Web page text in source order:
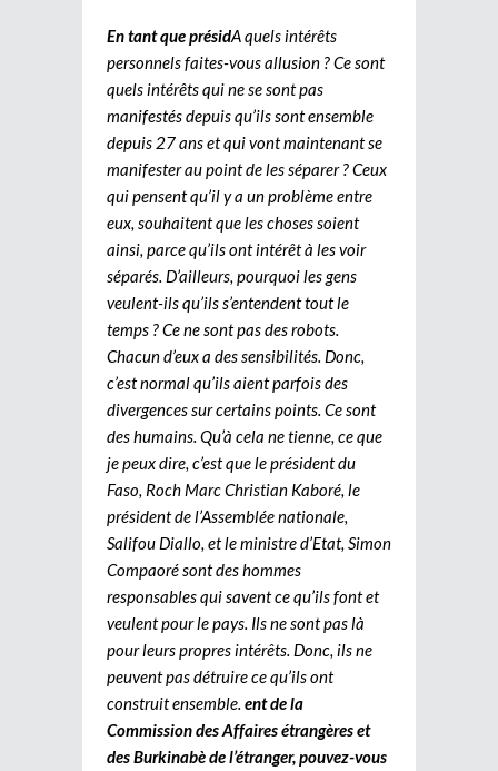
En tant que présidA quels intérêts
personnels faites-vous allusion ? Ce sont
quels intérêts qui ne se sont pas
manifestés depuis qu’ils sont ensemble
depuis 27 ans et qui vont maintenant se
manifester au point de les séparer ? Ceux
qui pensent qu’il y a un problème entre
eux, souhaitent que les choses soient
ainsi, parce qu’ils ont intérêt à les voir
séparés. D’ailleurs, pourquoi les gens
veulent-ils qu’ils s’entendent tout le
temps ? Ce ne sont pas des robots.
Chacun d’eux a des sensibilités. Donc,
c’est normal qu’ils aient parfois des
divergences sur certains points. Ce sont
des humains. Qu’à cela ne tienne, ce que
je peux dire, c’est que le président du
Faso, Roch Marc Christian Kaboré, le
président de l’Assemblée nationale,
Salifou Diallo, et le ministre d’Etat, Simon
Compaoré sont des hommes
responsables qui savent ce qu’ils font et
veulent pour le pays. Ils ne sont pas là
pour leurs propres intérêts. Donc, ils ne
peuvent pas détruire ce qu’ils ont
construit ensemble. ent de la
Commission des Affaires étrangères et
des Burkinabè de l’étranger, pouvez-vous